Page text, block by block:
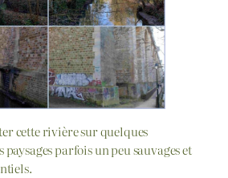
cette rivière sur quelques
parfois un peu sauvages et